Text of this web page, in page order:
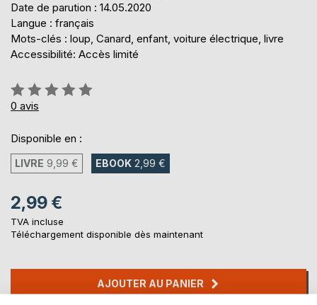
Date de parution : 14.05.2020
Langue : français
Mots-clés : loup, Canard, enfant, voiture électrique, livre
Accessibilité: Accès limité
Évaluation:
0%
0 avis
Disponible en :
LIVRE 9,99 € EBOOK 2,99 €
2,99 €
TVA incluse
Téléchargement disponible dès maintenant
AJOUTER AU PANIER